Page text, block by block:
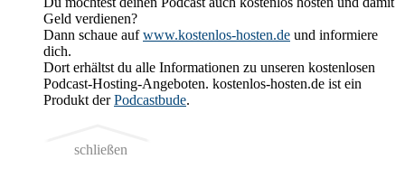
Geld verdienen?
Dann schaue aufwww.kostenlos-hosten.de und informiere
dich.
Dort erhältst du alle Informationen zu unseren kostenlosen
Podcast-Hosting-Angeboten. kostenlos-hosten.de ist ein
Produkt derPodcastbude.
schließen